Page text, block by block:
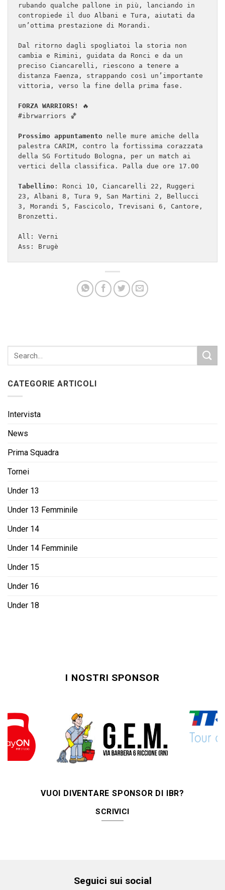
rubando qualche pallone in più, lanciando in
contropiede il duo Albani e Tura, aiutati da
un’ottima prestazione di Morandi.
Dal ritorno dagli spogliatoi la storia non
cambia e Rimini, guidata da Ronci e da un
preciso Ciancarelli, riescono a tenere a
distanza Faenza, strappando così un’importante
vittoria, verso la fine della prima fase.
FORZA WARRIORS!
🔥
#ibrwarriors 🏀
Prossimo appuntamento nelle mure amiche della
palestra CARIM, contro la fortissima corazzata
della SG Fortitudo Bologna, per un match ai
vertici della classifica. Palla due ore 17.00
Tabellino : Ronci 10, Ciancarelli 22, Ruggeri
23, Albani 8, Tura 9, San Martini 2, Bellucci
3, Morandi 5, Fascicolo, Trevisani 6, Cantore,
Bronzetti.
All: Verni
Ass: Brugè
CATEGORIE ARTICOLI
Intervista
News
Prima Squadra
Tornei
Under 13
Under 13 Femminile
Under 14
Under 14 Femminile
Under 15
Under 16
Under 18
I NOSTRI SPONSOR
VUOI DIVENTARE SPONSOR DI IBR?
SCRIVICI
Seguici sui social